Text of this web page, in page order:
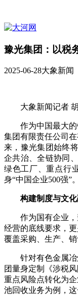
豫光集团：以税
2025-06-28大象新闻
大象新闻记者 胡
作为中国最大的
集团有限责任公司
来，豫光集团始终
企共治、全链协同
绿色工厂、重点行
身“中国企业500强”。
构建制度与文
作为国有企业，
经营的底线要求，
覆盖采购、生产、
针对有色金属冶
团量身定制《涉税
重点风险点转化为
池回收业务为例，